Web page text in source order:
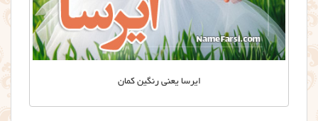
ایرسا یعنی رنگین کمان